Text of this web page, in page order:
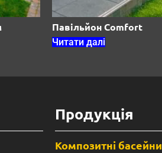
Павільйон Comfort
Читати далі
Продукція
Композитні басейни